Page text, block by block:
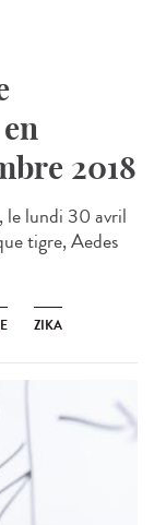
2018
le lundi 30 avril
tigre, Aedes
ZIKA